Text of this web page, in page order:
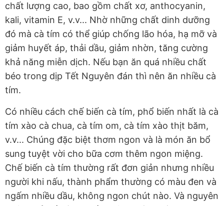
chất lượng cao, bao gồm chất xơ, anthocyanin,
kali, vitamin E, v.v... Nhờ những chất dinh dưỡng
đó mà cà tím có thể giúp chống lão hóa, hạ mỡ và
giảm huyết áp, thải dầu, giảm nhờn, tăng cường
khả năng miễn dịch. Nếu bạn ăn quá nhiều chất
béo trong dịp Tết Nguyên đán thì nên ăn nhiều cà
tím.
Có nhiều cách chế biến cà tím, phổ biến nhất là cà
tím xào cà chua, cà tím om, cà tím xào thịt băm,
v.v... Chúng đặc biệt thơm ngon và là món ăn bổ
sung tuyệt vời cho bữa cơm thêm ngon miệng.
Chế biến cà tím thường rất đơn giản nhưng nhiều
người khi nấu, thành phẩm thường có màu đen và
ngấm nhiều dầu, không ngon chút nào. Và nguyên